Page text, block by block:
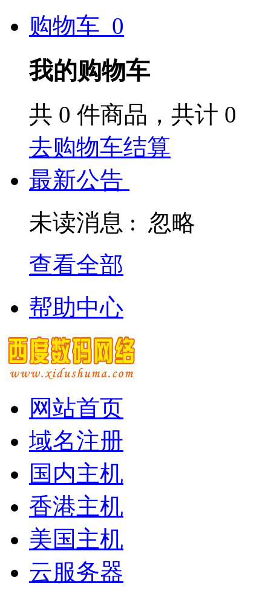
购物车 0
我的购物车
共 0 件商品，共计 0
去购物车结算
最新公告
未读消息 : 忽略
查看全部
帮助中心
网站首页
域名注册
国内主机
香港主机
美国主机
云服务器